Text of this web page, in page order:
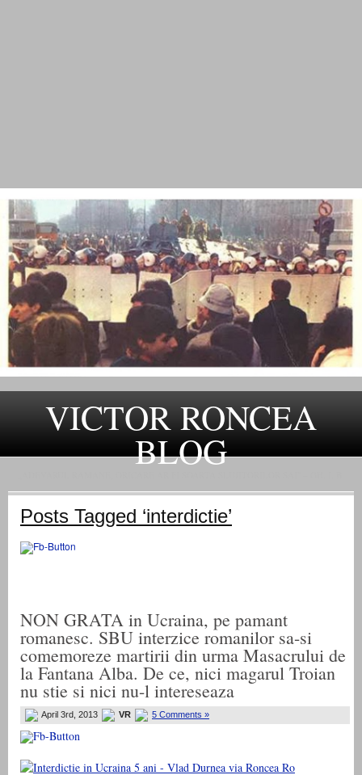
VICTOR RONCEA
BLOG
Posts Tagged ‘interdictie’
NON GRATA in Ucraina, pe pamant
romanesc. SBU interzice romanilor sa-si
comemoreze martirii din urma Masacrului de
la Fantana Alba. De ce, nici magarul Troian
nu stie si nici nu-l intereseaza
April 3rd, 2013 VR 5 Comments »